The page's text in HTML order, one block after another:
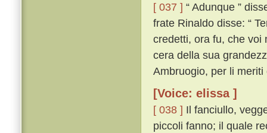
[ 037 ] “ Adunque ”
frate Rinaldo disse: “
credetti, ora fu, che voi
cera della sua
Ambruogio, per li
[Voice: elissa ]
[ 038 ] Il fanciullo,
piccoli fanno; il quale